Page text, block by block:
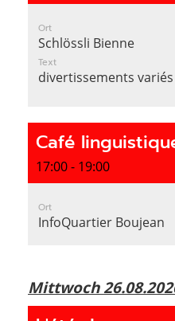
Ort
Schlössli Bienne
Text
divertissements variés
Café
17:00 - 19:00
Ort
InfoQuartier Boujean
Mittwoch